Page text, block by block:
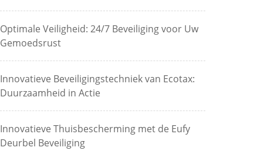
Optimale Veiligheid: 24/7 Beveiliging voor Uw
Gemoedsrust
Innovatieve Beveiligingstechniek van Ecotax:
Duurzaamheid in Actie
Innovatieve Thuisbescherming met de Eufy
Deurbel Beveiliging